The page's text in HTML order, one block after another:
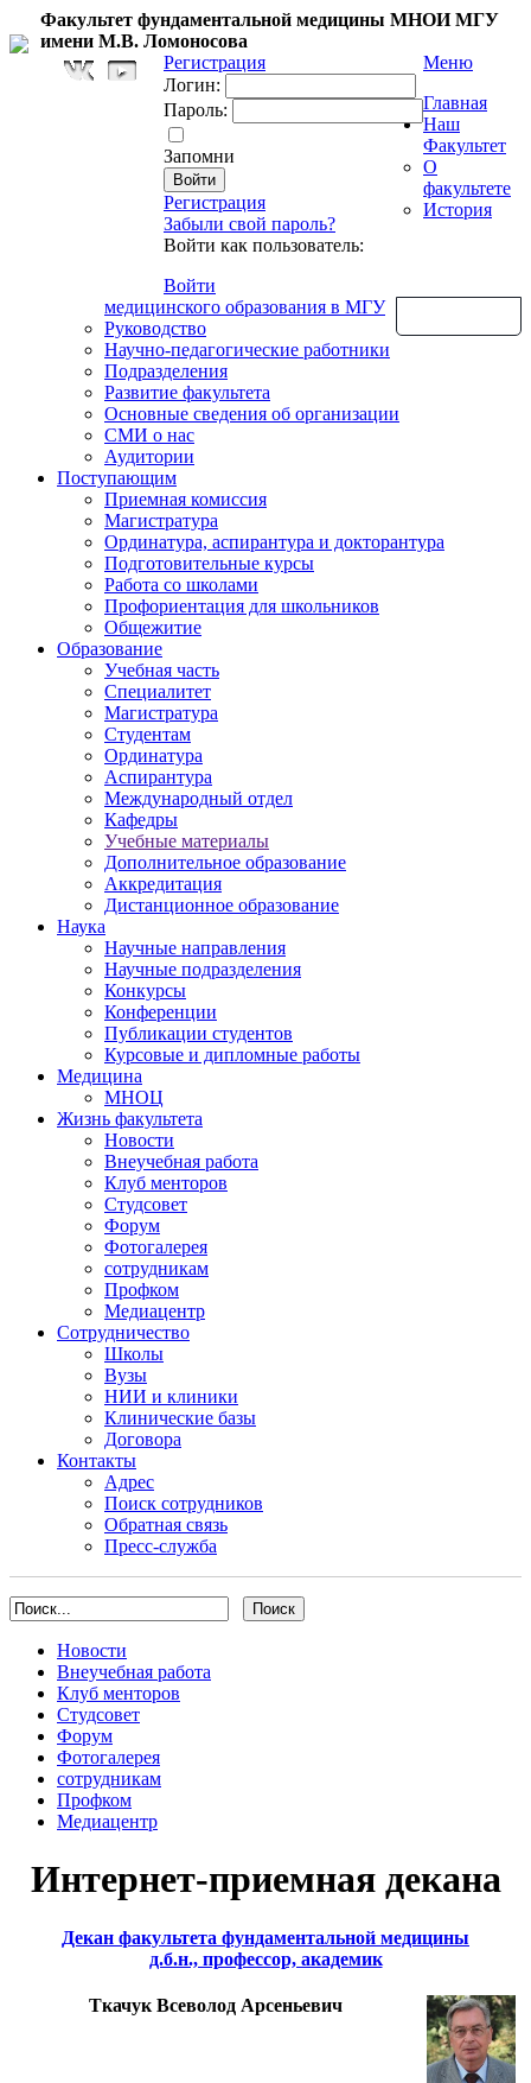
Факультет фундаментальной медицины МНОИ МГУ
имени М.В. Ломоносова
Регистрация
Логин:
Пароль:
Запомни
Регистрация
Забыли свой пароль?
Войти как пользователь:
Войти
Меню
Главная
Наш
Факультет
О
факультете
История
медицинского образования в МГУ
Руководство
Научно-педагогические работники
Подразделения
Развитие факультета
Основные сведения об организации
СМИ о нас
Аудитории
Поступающим
Приемная комиссия
Магистратура
Ординатура, аспирантура и докторантура
Подготовительные курсы
Работа со школами
Профориентация для школьников
Общежитие
Образование
Учебная часть
Специалитет
Магистратура
Студентам
Ординатура
Аспирантура
Международный отдел
Кафедры
Учебные материалы
Дополнительное образование
Аккредитация
Дистанционное образование
Наука
Научные направления
Научные подразделения
Конкурсы
Конференции
Публикации студентов
Курсовые и дипломные работы
Медицина
МНОЦ
Жизнь факультета
Новости
Внеучебная работа
Клуб менторов
Студсовет
Форум
Фотогалерея
сотрудникам
Профком
Медиацентр
Сотрудничество
Школы
Вузы
НИИ и клиники
Клинические базы
Договора
Контакты
Адрес
Поиск сотрудников
Обратная связь
Пресс-служба
Новости
Внеучебная работа
Клуб менторов
Студсовет
Форум
Фотогалерея
сотрудникам
Профком
Медиацентр
Интернет-приемная декана
Декан факультета фундаментальной медицины
д.б.н., профессор, академик
Ткачук Всеволод Арсеньевич